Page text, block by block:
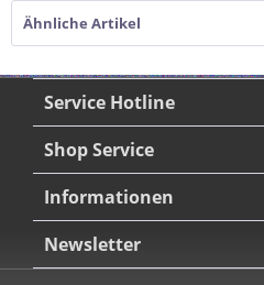
Ähnliche Artikel
Service Hotline
Shop Service
Informationen
Newsletter